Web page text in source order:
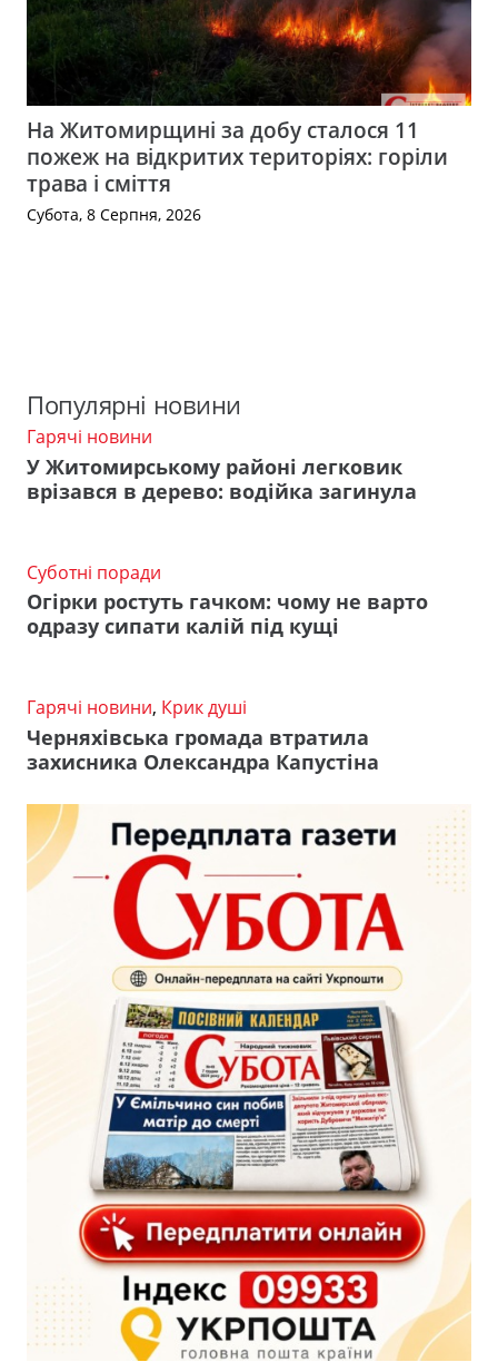
На Житомирщині за добу сталося 11
пожеж на відкритих територіях: горіли
трава і сміття
Субота, 8 Серпня, 2026
Популярні новини
Гарячі новини
У Житомирському районі легковик
врізався в дерево: водійка загинула
Суботні поради
Огірки ростуть гачком: чому не варто
одразу сипати калій під кущі
Гарячі новини, Крик душі
Черняхівська громада втратила
захисника Олександра Капустіна